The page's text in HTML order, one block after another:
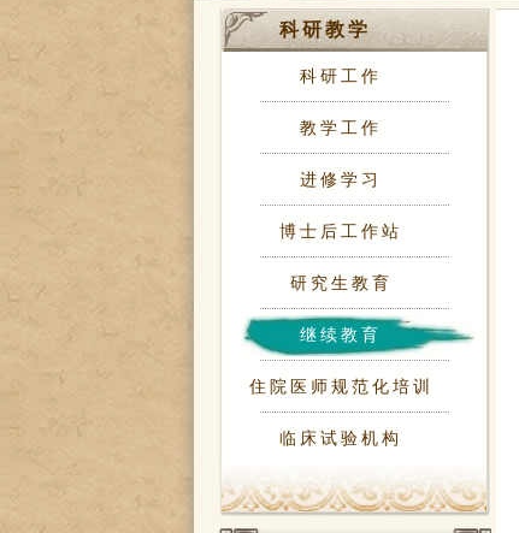
科研教学
科研工作
教学工作
进修学习
博士后工作站
研究生教育
继续教育
住院医师规范化培训
临床试验机构